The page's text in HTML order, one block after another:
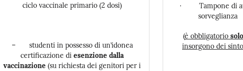
· Tampone di
sorveglianza
(è obbligatorio
insorgono dei
ciclo vaccinale primario (2 dosi)
– studenti in possesso di un’idonea
certificazione diesenzione dalla
vaccinazione (su richiesta dei genitori per i